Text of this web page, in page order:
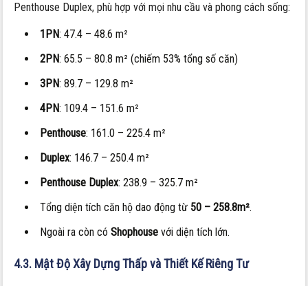
Penthouse Duplex, phù hợp với mọi nhu cầu và phong cách sống:
1PN: 47.4 – 48.6 m²
2PN: 65.5 – 80.8 m² (chiếm 53% tổng số căn)
3PN: 89.7 – 129.8 m²
4PN: 109.4 – 151.6 m²
Penthouse: 161.0 – 225.4 m²
Duplex: 146.7 – 250.4 m²
Penthouse Duplex: 238.9 – 325.7 m²
Tổng diện tích căn hộ dao động từ 50 – 258.8m².
Ngoài ra còn cóShophouse với diện tích lớn.
4.3. Mật Độ Xây Dựng Thấp và Thiết Kế Riêng Tư